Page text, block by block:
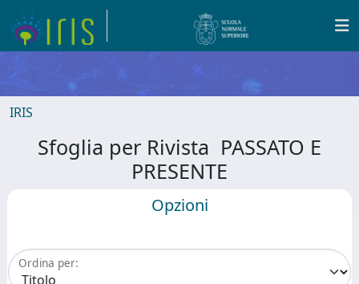
IRIS
Sfoglia per Rivista PASSATO E
PRESENTE
Opzioni
Ordina per: